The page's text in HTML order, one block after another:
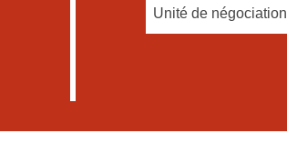
Unité de négociation